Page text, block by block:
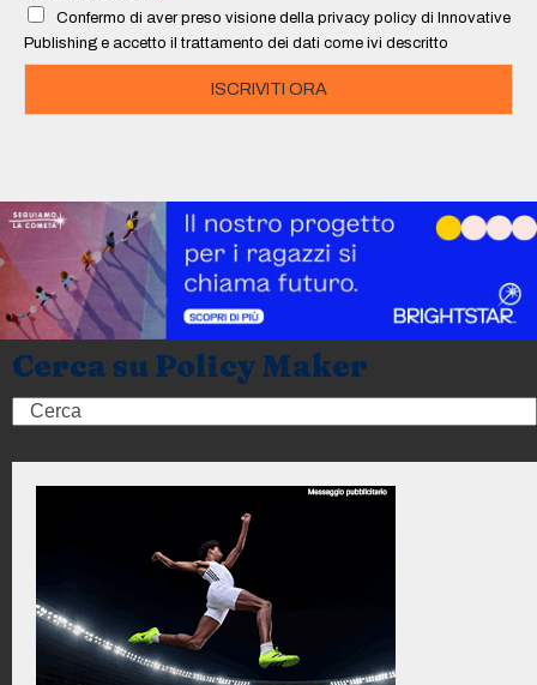
*
Confermo di aver preso visione della privacy policy di Innovative
Publishing e accetto il trattamento dei dati come ivi descritto
ISCRIVITI ORA
Cerca su Policy Maker
Search